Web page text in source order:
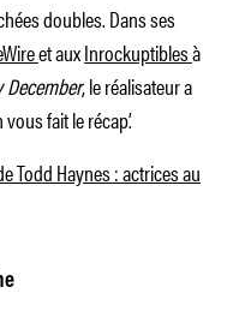
doubles. Dans ses
et auxInrockuptiblesà
December, le réalisateur a
fait le récap’.
Todd Haynes : actrices au